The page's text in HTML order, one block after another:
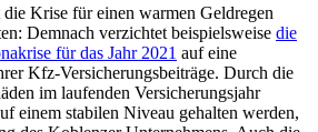
Krise für einen warmen Geldregen
Demnach verzichtet beispielsweise die
für das Jahr 2021 auf eine
Kfz-Versicherungsbei­träge. Durch die
im laufenden Versicherungsjahr
einem stabilen Niveau gehalten werden,